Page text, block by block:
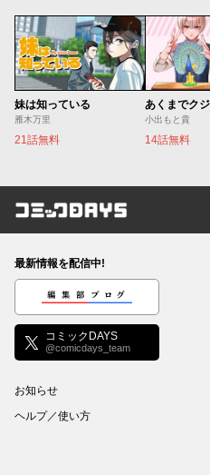
妹は知っている
雁木万里
21話無料
小出もと貴
14話無料
コミックDAYS
最新情報を配信中!
編集部ブログ
コミックDAYS
@comicdays_team
お知らせ
ヘルプ／使い方